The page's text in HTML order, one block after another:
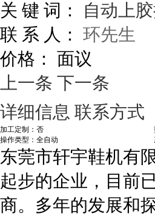
关 键 词：
自动上
联 系 人： 环先生
价格： 面议
上一条 下一条
详细信息 联系方式
加工定制：否
操作类型：全自动
东莞市轩宇鞋机有
起步的企业，目前
商。多年的发展和